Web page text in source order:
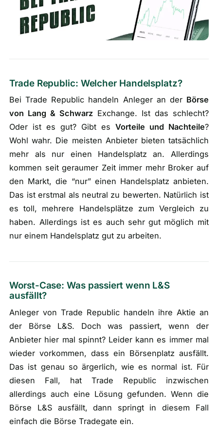
Trade Republic: Welcher Handelsplatz?
Bei Trade Republic handeln Anleger an der Börse
von Lang & Schwarz Exchange. Ist das schlecht?
Oder ist es gut? Gibt es Vorteile und Nachteile?
Wohl wahr. Die meisten Anbieter bieten tatsächlich
mehr als nur einen Handelsplatz an. Allerdings
kommen seit geraumer Zeit immer mehr Broker auf
den Markt, die “nur” einen Handelsplatz anbieten.
Das ist erstmal als neutral zu bewerten. Natürlich ist
es toll, mehrere Handelsplätze zum Vergleich zu
haben. Allerdings ist es auch sehr gut möglich mit
nur einem Handelsplatz gut zu arbeiten.
Worst-Case: Was passiert wenn L&S
ausfällt?
Anleger von Trade Republic handeln ihre Aktie an
der Börse L&S. Doch was passiert, wenn der
Anbieter hier mal spinnt? Leider kann es immer mal
wieder vorkommen, dass ein Börsenplatz ausfällt.
Das ist genau so ärgerlich, wie es normal ist. Für
diesen Fall, hat Trade Republic inzwischen
allerdings auch eine Lösung gefunden. Wenn die
Börse L&S ausfällt, dann springt in diesem Fall
einfach die Börse Tradegate ein.